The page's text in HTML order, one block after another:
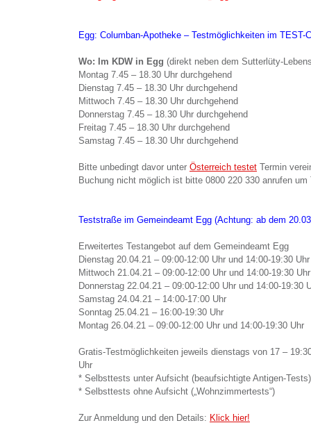
Egg: Columban-Apotheke – Testmöglichkeiten im TEST-
Wo: Im KDW in Egg (direkt neben dem Sutterlüty-
Montag 7.45 – 18.30 Uhr durchgehend
Dienstag 7.45 – 18.30 Uhr durchgehend
Mittwoch 7.45 – 18.30 Uhr durchgehend
Donnerstag 7.45 – 18.30 Uhr durchgehend
Freitag 7.45 – 18.30 Uhr durchgehend
Samstag 7.45 – 18.30 Uhr durchgehend
Bitte unbedingt davor unter Österreich testet Termin
Buchung nicht möglich ist bitte 0800 220 330 anrufen um
Teststraße im Gemeindeamt Egg (Achtung: ab dem
Erweitertes Testangebot auf dem Gemeindeamt Egg
Dienstag 20.04.21 – 09:00-12:00 Uhr und 14:00-19:30 Uhr
Mittwoch 21.04.21 – 09:00-12:00 Uhr und 14:00-19:30 Uhr
Donnerstag 22.04.21 – 09:00-12:00 Uhr und 14:00-19:30
Samstag 24.04.21 – 14:00-17:00 Uhr
Sonntag 25.04.21 – 16:00-19:30 Uhr
Montag 26.04.21 – 09:00-12:00 Uhr und 14:00-19:30 Uhr
Gratis-Testmöglichkeiten jeweils dienstags von 17 –
Uhr
* Selbsttests unter Aufsicht (beaufsichtigte Antigen-Tests)
* Selbsttests ohne Aufsicht („Wohnzimmertests“)
Zur Anmeldung und den Details: Klick hier!